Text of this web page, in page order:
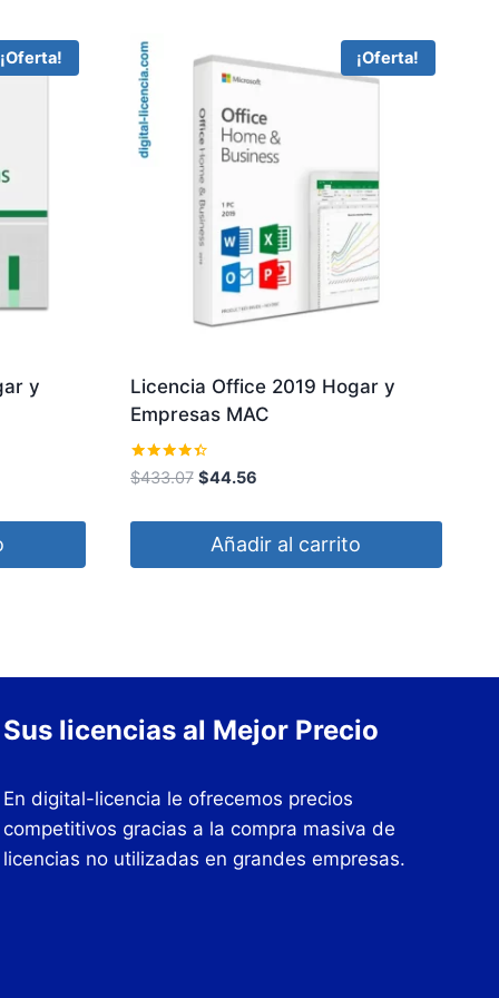
¡Oferta!
y
¡Oferta!
Licencia Office 2019 Hogar y
Empresas MAC
Valorado
con
de 5
$433.07 El
original
era:
$44.56El
actual
es:
Añadir al carrito
Sus licencias al Mejor Precio
En digital-licencia le ofrecemos precios
competitivos gracias a la compra masiva de
licencias no utilizadas en grandes empresas.